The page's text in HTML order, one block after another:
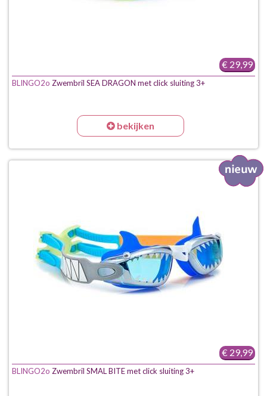
€ 29,99
BLINGO2o Zwembril SEA DRAGON met click sluiting 3+
bekijken
€ 29,99
BLINGO2o Zwembril SMAL BITE met click sluiting 3+